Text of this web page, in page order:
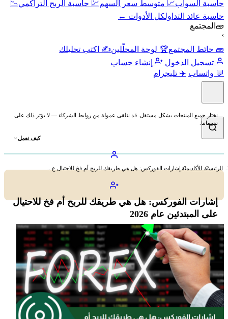
حاسبة السواب📈 متوسط سعر السهم💹 حاسبة الربح التراكمي📉
حاسبة عائد التداولكل الأدوات ←
🧱 المجتمع
›
🧱 حائط المجتمع🏆 لوحة المحلّلين✍️ اكتب تحليلك
تسجيل الدخول
إنشاء حساب
💬 واتساب ✈️ تليجرام
نختار جميع المنتجات بشكل مستقل. قد نتلقى عمولة من روابط الشركاء — لا يؤثر ذلك على
تقييماتنا.
كيف نعمل
الرئيسية الأكاديمية إشارات الفوركس: هل هي طريقك للربح أم فخ للاحتيال ع...
إشارات الفوركس: هل هي طريقك للربح أم فخ للاحتيال
على المبتدئين عام 2026